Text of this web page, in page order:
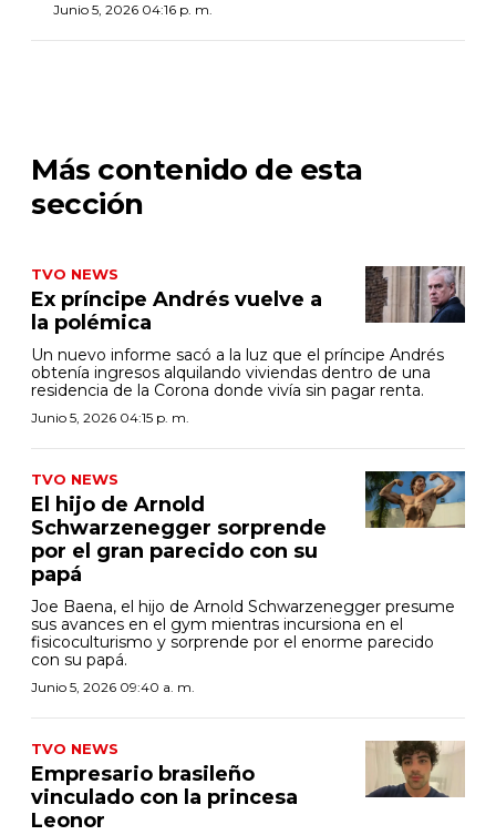
Junio 5, 2026 04:16 p. m.
Más contenido de esta
sección
TVO NEWS
Ex príncipe Andrés vuelve a
la polémica
Un nuevo informe sacó a la luz que el príncipe Andrés
obtenía ingresos alquilando viviendas dentro de una
residencia de la Corona donde vivía sin pagar renta.
Junio 5, 2026 04:15 p. m.
TVO NEWS
El hijo de Arnold
Schwarzenegger sorprende
por el gran parecido con su
papá
Joe Baena, el hijo de Arnold Schwarzenegger presume
sus avances en el gym mientras incursiona en el
fisicoculturismo y sorprende por el enorme parecido
con su papá.
Junio 5, 2026 09:40 a. m.
TVO NEWS
Empresario brasileño
vinculado con la princesa
Leonor